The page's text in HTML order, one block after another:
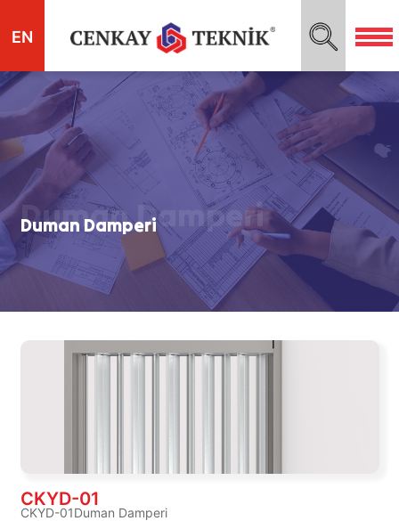
EN
Duman Damperi
Duman Damperi
CKYD-01
CKYD-01Duman Damperi